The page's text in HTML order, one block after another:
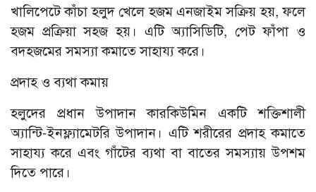
খালিপেটে কাঁচা হলুদ খেলে হজম এনজাইম সক্রিয় হয়, ফলে
হজম প্রক্রিয়া সহজ হয়। এটি অ্যাসিডিটি, পেট ফাঁপা ও
বদহজমের সমস্যা কমাতে সাহায্য করে।
প্রদাহ ও ব্যথা কমায়
হলুদের প্রধান উপাদান কারকিউমিন একটি শক্তিশালী
অ্যান্টি-ইনফ্ল্যামেটরি উপাদান। এটি শরীরের প্রদাহ কমাতে
সাহায্য করে এবং গাঁটের ব্যথা বা বাতের সমস্যায় উপশম
দিতে পারে।